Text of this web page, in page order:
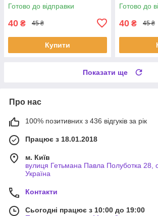
Готово до відправки
40 ₴ 45 ₴
Купити
Готово до
40 ₴ 45 ₴
Показати ще
Про нас
100% позитивних з 436 відгуків за рік
Працює з 18.01.2018
м. Київ
вулиця Гетьмана Павла Полуботка 28,
Україна
Контакти
Сьогодні працює з 10:00 до 19:00